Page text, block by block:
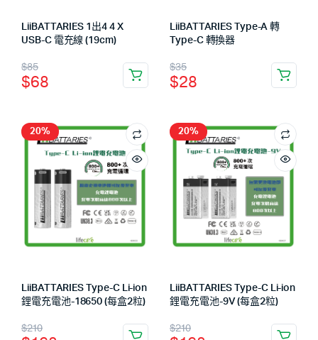
LiiBATTARIES 1出4 4 X
USB-C 電充線 (19cm)
$85
$68
LiiBATTARIES Type-A 轉
Type-C 轉換器
$35
$28
20%
LiiBATTARIES Type-C Li-ion
鋰電充電池-18650 (每盒2粒)
$210
20%
LiiBATTARIES Type-C Li-ion
鋰電充電池-9V (每盒2粒)
$210